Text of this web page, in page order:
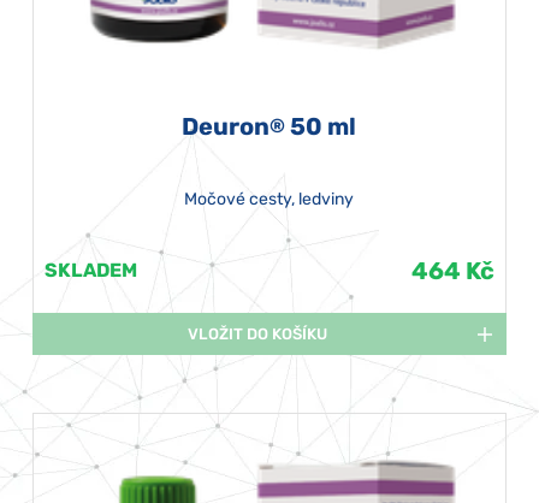
Deuron® 50 ml
Močové cesty, ledviny
SKLADEM 464 Kč
VLOŽIT DO KOŠÍKU